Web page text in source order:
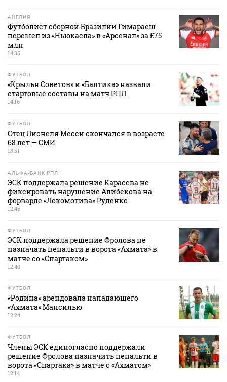
АНГЛИЯ
Футболист сборной Бразилии Гимараеш
перешел из «Ньюкасла» в «Арсенал» за £75
млн
14:35
ФУТБОЛ
«Крылья Советов» и «Балтика» назвали
стартовые составы на матч РПЛ
14:16
ФУТБОЛ
Отец Лионеля Месси скончался в возрасте
68 лет — СМИ
13:51
АЛЬФА-БАНК РПЛ
ЭСК поддержала решение Карасева не
фиксировать нарушение Алибекова на
форварде «Локомотива» Руденко
12:46
ФУТБОЛ
ЭСК поддержала решение Фролова не
назначать пенальти в ворота «Ахмата» в
матче со «Спартаком»
12:40
ФУТБОЛ
«Родина» арендовала нападающего
«Ахмата» Мансилью
12:24
ФУТБОЛ
Члены ЭСК единогласно поддержали
решение Фролова назначить пенальти в
ворота «Спартака» в матче с «Ахматом»
12:14